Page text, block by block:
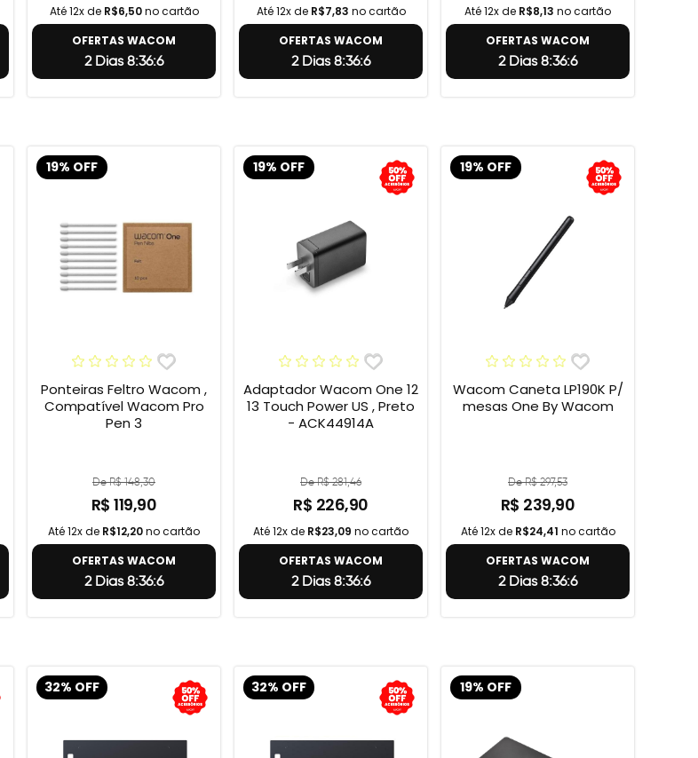
Até 12x de R$6,50no cartão
OFERTAS WACOM
2 Dias 8:36:5
Até 12x de R$7,83 no cartão
OFERTAS WACOM
2 Dias 8:36:5
Até 12x de R$8,13 no cartão
OFERTAS WACOM
2 Dias 8:36:5
19% OFF
Ponteiras Feltro Wacom ,
Compatível Wacom Pro
Pen 3
De R$ 148,30
R$ 119,90
Até 12x de R$12,20no cartão
OFERTAS WACOM
2 Dias 8:36:5
19% OFF
Adaptador Wacom One 12
13 Touch Power US , Preto
- ACK44914A
De R$ 281,46
R$ 226,90
Até 12x de R$23,09 no cartão
OFERTAS WACOM
2 Dias 8:36:5
19% OFF
Wacom Caneta LP190K P/
mesas One By Wacom
De R$ 297,53
R$ 239,90
Até 12x de R$24,41 no cartão
OFERTAS WACOM
2 Dias 8:36:5
32% OFF 32% OFF 19% OFF